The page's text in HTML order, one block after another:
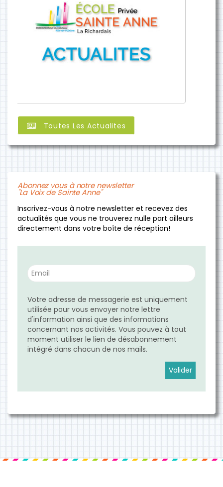
Toutes Les Actualites
Abonnez vous à notre newsletter
"La Voix de Sainte Anne"
Inscrivez-vous à notre newsletter et recevez des
actualités que vous ne trouverez nulle part ailleurs
directement dans votre boîte de réception!
Votre adresse de messagerie est uniquement
utilisée pour vous envoyer notre lettre
d'information ainsi que des informations
concernant nos activités. Vous pouvez à tout
moment utiliser le lien de désabonnement
intégré dans chacun de nos mails.